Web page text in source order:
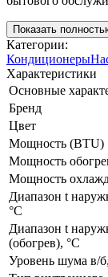
Показать
Категории:
Кондиционеры
Характеристики
Основные
Бренд
Цвет
Мощность (BTU)
Мощность
Мощность
Диапазон t
°C
Диапазон t
(обогрев), °C
Уровень шума в/